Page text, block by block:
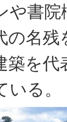
や書院
の名
築を
る。